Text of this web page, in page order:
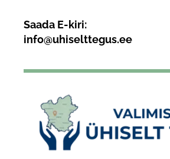
Saada E-kiri:
info@uhiselttegus.ee